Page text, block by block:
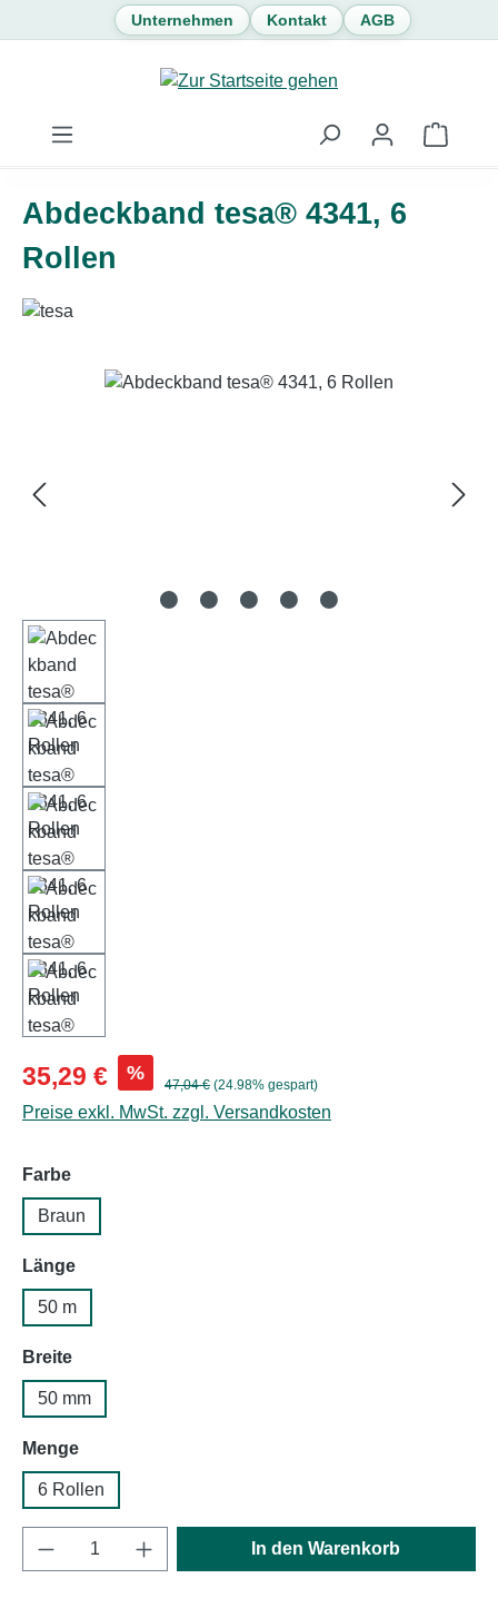
Zum Hauptinhalt springen
Unternehmen Kontakt AGB
Abdeckband tesa® 4341, 6
Rollen
Bildergalerie überspringen
Verkaufspreis:
35,29 € % Regulärer Preis:
47,04 € (24.98% gespart)
Preise exkl. MwSt. zzgl. Versandkosten
Farbeauswählen
Braun
Längeauswählen
50 m
Breiteauswählen
50 mm
Mengeauswählen
6 Rollen
Produkt Anzahl: Gib den gewünschten
In den Warenkorb